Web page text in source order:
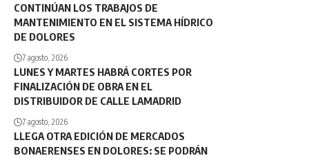
CONTINÚAN LOS TRABAJOS DE
MANTENIMIENTO EN EL SISTEMA HÍDRICO
DE DOLORES
7 agosto, 2026
LUNES Y MARTES HABRÁ CORTES POR
FINALIZACIÓN DE OBRA EN EL
DISTRIBUIDOR DE CALLE LAMADRID
7 agosto, 2026
LLEGA OTRA EDICIÓN DE MERCADOS
BONAERENSES EN DOLORES: SE PODRÁN